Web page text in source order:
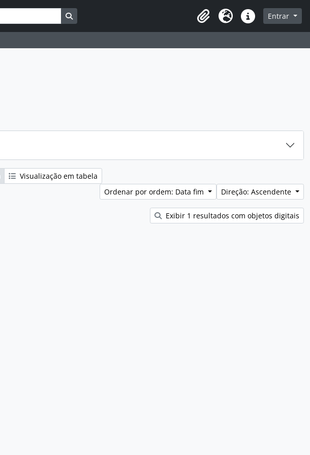
Busque na página de navegação
Idioma Ligações rápidas
Entrar
Visualização em tabela
Ordenar por ordem: Data fim
Direção: Ascendente
Exibir 1 resultados com objetos digitais